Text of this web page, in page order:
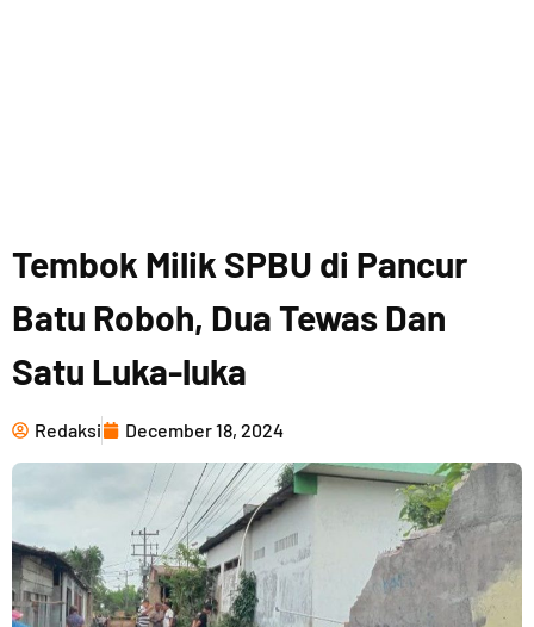
Tembok Milik SPBU di Pancur
Batu Roboh, Dua Tewas Dan
Satu Luka-luka
Redaksi December 18, 2024